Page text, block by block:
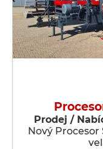
Prodej /
Nový Procesor